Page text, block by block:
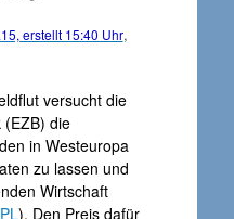
erstellt 15:40 Uhr,
versucht die
(EZB) die
in Westeuropa
zu lassen und
Wirtschaft
). Den Preis dafür